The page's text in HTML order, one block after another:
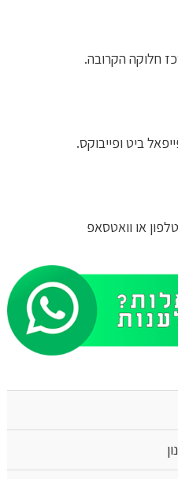
חלוקה הקרובה.
ביט ופייבוקס.
או וואטסאפ